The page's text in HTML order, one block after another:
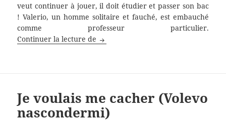
veut continuer à jouer, il doit étudier et passer son bac
! Valerio, un homme solitaire et fauché, est embauché
comme professeur particulier.
Continuer la lecture de Le défi du champion
Je voulais me cacher (Volevo
nascondermi)